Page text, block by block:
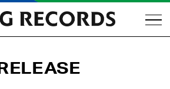
RELEASE